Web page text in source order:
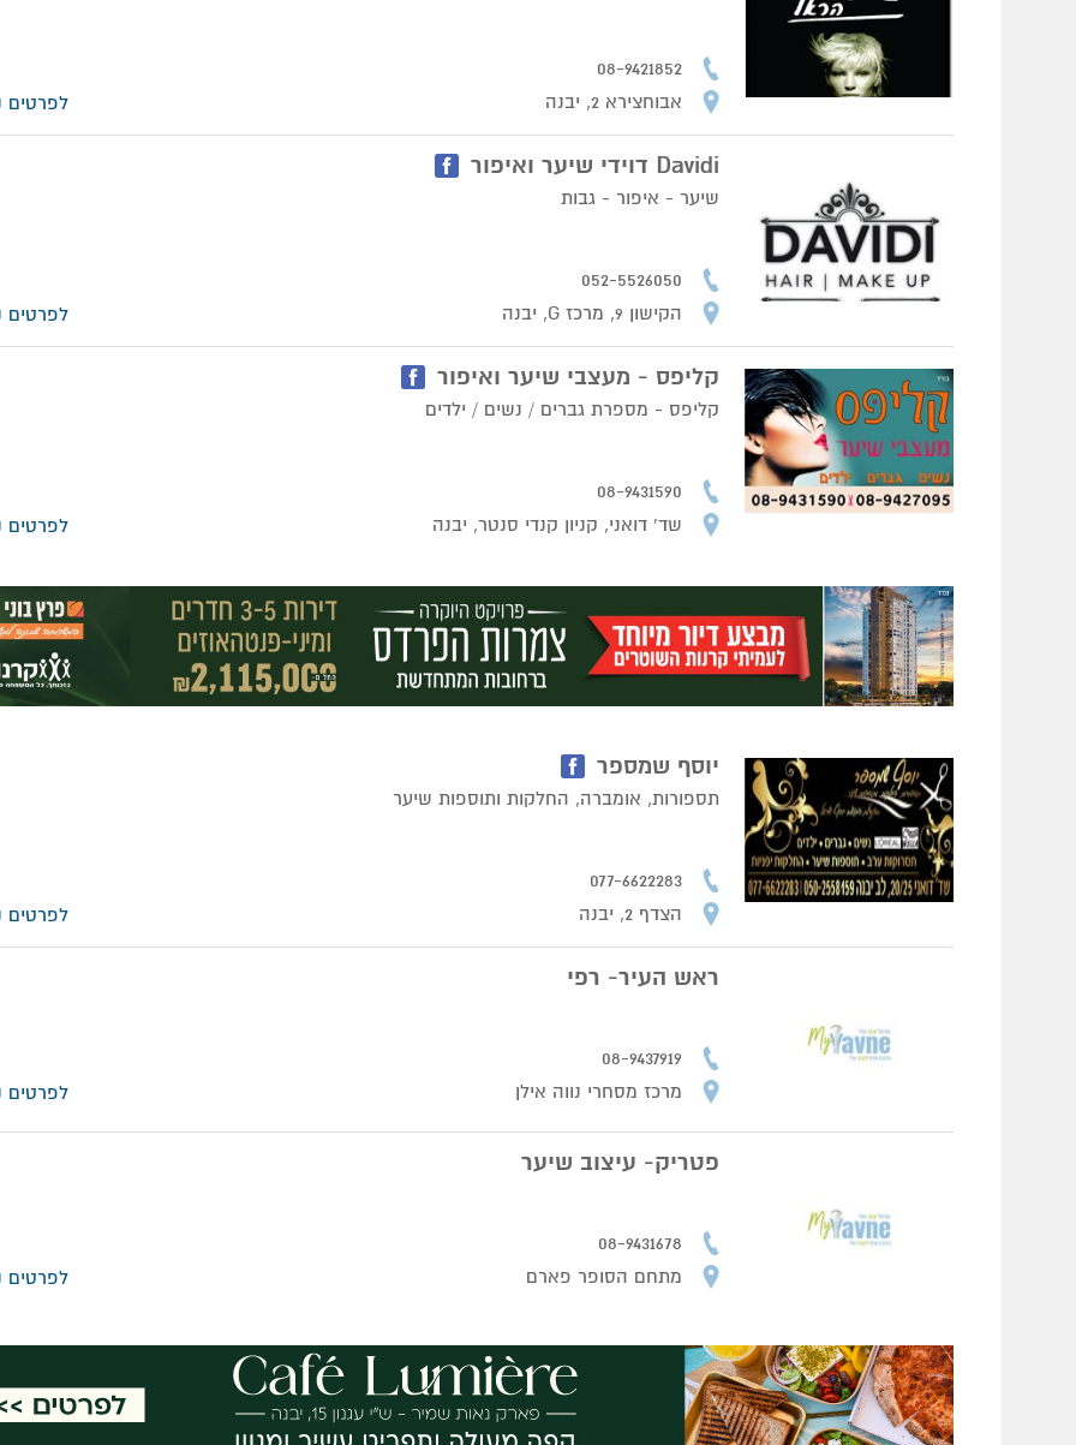
08-9421852
אבוחצירא 2, יבנה
לפרטים
Davidi דוידי שיער ואיפור
שיער - איפור - גבות
052-5526050
הקישון 9, מרכז G, יבנה
לפרטים
קליפס - מעצבי שיער ואיפור
קליפס - מספרת גברים / נשים / ילדים
08-9431590
שד' דואני, קניון קנדי סנטר, יבנה
לפרטים
יוסף שמספר
תספורות, אומברה, החלקות ותוספות שיער
077-6622283
הצדף 2, יבנה
לפרטים
ראש העיר- רפי
08-9437919
מרכז מסחרי נווה אילן
לפרטים
פטריק- עיצוב שיער
08-9431678
מתחם הסופר פארם
לפרטים